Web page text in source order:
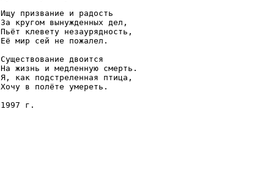
Ищу призвание и радость
За кругом вынужденных дел,
Пьёт клевету незаурядность,
Её мир сей не пожалел.
Существование двоится
На жизнь и медленную смерть.
Я, как подстреленная птица,
Хочу в полёте умереть.